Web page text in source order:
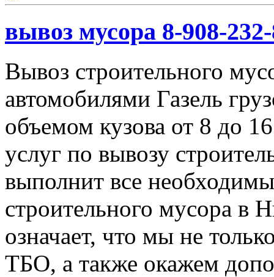
вывоз мусора 8-908-
Вывоз строительного
автомобилями Газель
объемом кузова от 8 до
услуг по вывозу
выполнит все
строительного мусора в
означает, что мы не
ТБО, а также окажем